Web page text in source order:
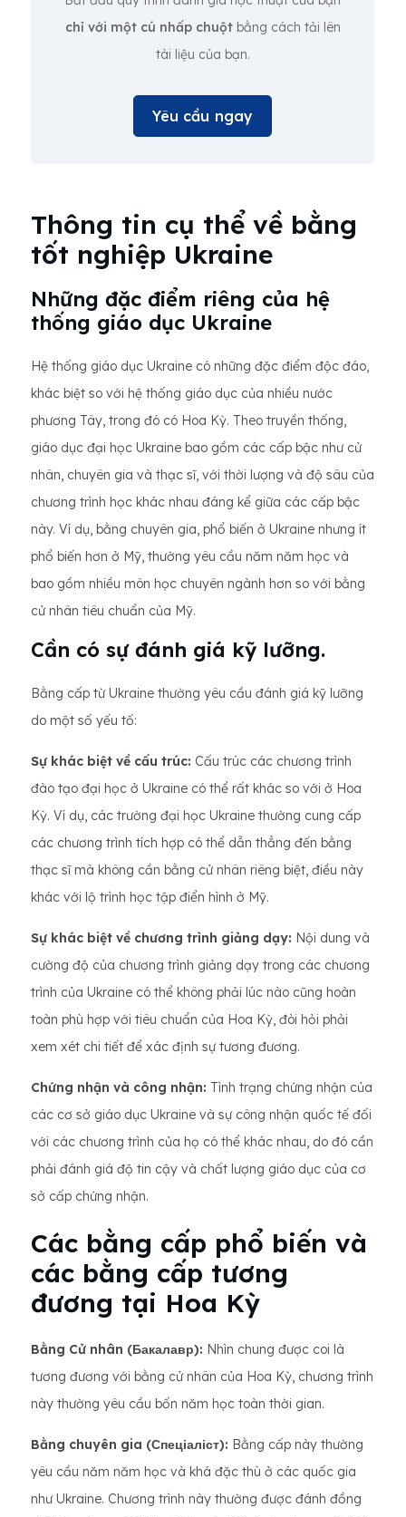
chỉ với một cú nhấp chuộtbằng cách tải lên
tài liệu của bạn.
Yêu cầu ngay
Thông tin cụ thể về bằng
tốt nghiệp Ukraine
Những đặc điểm riêng của hệ
thống giáo dục Ukraine
Hệ thống giáo dục Ukraine có những đặc điểm độc đáo,
khác biệt so với hệ thống giáo dục của nhiều nước
phương Tây, trong đó có Hoa Kỳ. Theo truyền thống,
giáo dục đại học Ukraine bao gồm các cấp bậc như cử
nhân, chuyên gia và thạc sĩ, với thời lượng và độ sâu của
chương trình học khác nhau đáng kể giữa các cấp bậc
này. Ví dụ, bằng chuyên gia, phổ biến ở Ukraine nhưng ít
phổ biến hơn ở Mỹ, thường yêu cầu năm năm học và
bao gồm nhiều môn học chuyên ngành hơn so với bằng
cử nhân tiêu chuẩn của Mỹ.
Cần có sự đánh giá kỹ lưỡng.
Bằng cấp từ Ukraine thường yêu cầu đánh giá kỹ lưỡng
do một số yếu tố:
Sự khác biệt về cấu trúc: Cấu trúc các chương trình
đào tạo đại học ở Ukraine có thể rất khác so với ở Hoa
Kỳ. Ví dụ, các trường đại học Ukraine thường cung cấp
các chương trình tích hợp có thể dẫn thẳng đến bằng
thạc sĩ mà không cần bằng cử nhân riêng biệt, điều này
khác với lộ trình học tập điển hình ở Mỹ.
Sự khác biệt về chương trình giảng dạy: Nội dung và
cường độ của chương trình giảng dạy trong các chương
trình của Ukraine có thể không phải lúc nào cũng hoàn
toàn phù hợp với tiêu chuẩn của Hoa Kỳ, đòi hỏi phải
xem xét chi tiết để xác định sự tương đương.
Chứng nhận và công nhận: Tình trạng chứng nhận của
các cơ sở giáo dục Ukraine và sự công nhận quốc tế đối
với các chương trình của họ có thể khác nhau, do đó cần
phải đánh giá độ tin cậy và chất lượng giáo dục của cơ
sở cấp chứng nhận.
Các bằng cấp phổ biến và
các bằng cấp tương
đương tại Hoa Kỳ
Bằng Cử nhân (Бакалавр): Nhìn chung được coi là
tương đương với bằng cử nhân của Hoa Kỳ, chương trình
này thường yêu cầu bốn năm học toàn thời gian.
Bằng chuyên gia (Спеціаліст): Bằng cấp này thường
yêu cầu năm năm học và khá đặc thù ở các quốc gia
như Ukraine. Chương trình này thường được đánh đồng